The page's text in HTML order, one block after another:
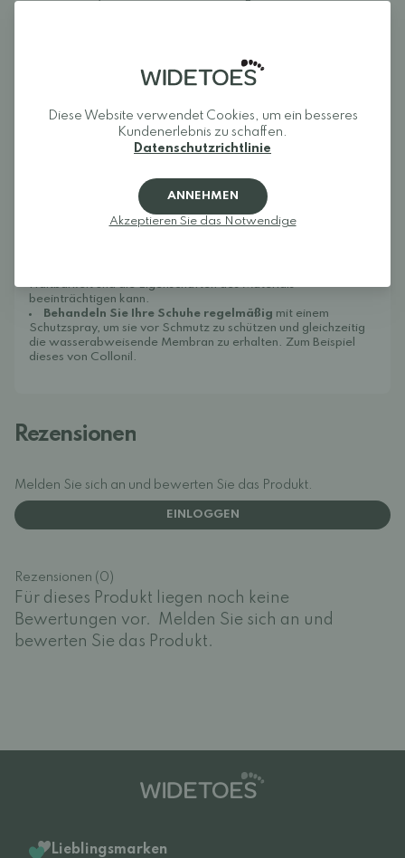
Größenempfehlung:
Die Barfußschuhe Reima Viikari sind in den Größen 22 bis 31
Sankari , gibt es in den Größen 32 bis 40. Wir empfehlen, den
Fuß Ihres Kindes zu messen und mit der Größentabelle zu
vergleichen, um die perfekte Passform zu gewährleisten.
Wenn Sie sich bei der Größenwahl unsicher sind, wählen Sie
Wachsen und für Socken bleibt.
Um die Lebensdauer Ihrer Schuhe zu verlängern, sollten Sie
Schmutz abbürsten oder abwischen und sie bei
Haltbarkeit und die Eigenschaften des Materials
beeinträchtigen kann.
Behandeln Sie Ihre Schuhe regelmäßig mit einem
Schutzspray, um sie vor Schmutz zu schützen und gleichzeitig
die wasserabweisende Membran zu erhalten. Zum Beispiel
dieses von Collonil.
Rezensionen
Melden Sie sich an und bewerten Sie das Produkt.
EINLOGGEN
Rezensionen (0)
Für dieses Produkt liegen noch keine
Bewertungen vor.
Melden Sie sich an und
bewerten Sie das Produkt.
Lieblingsmarken
Diese Website verwendet Cookies, um ein besseres
Kundenerlebnis zu schaffen.
Datenschutzrichtlinie
ANNEHMEN
Akzeptieren Sie das Notwendige